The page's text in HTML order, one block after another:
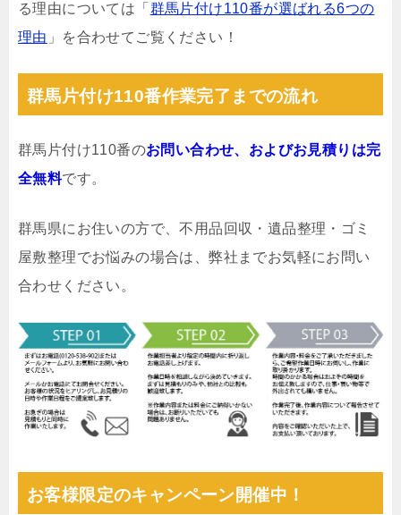
る理由については「 群馬片付け110番が選ばれる6つの
理由 」を合わせてご覧ください！
群馬片付け110番作業完了までの流れ
群馬片付け110番のお問い合わせ、およびお見積りは完
全無料です。
群馬県にお住いの方で、不用品回収・遺品整理・ゴミ
屋敷整理でお悩みの場合は、弊社までお気軽にお問い
合わせください。
お客様限定のキャンペーン開催中！